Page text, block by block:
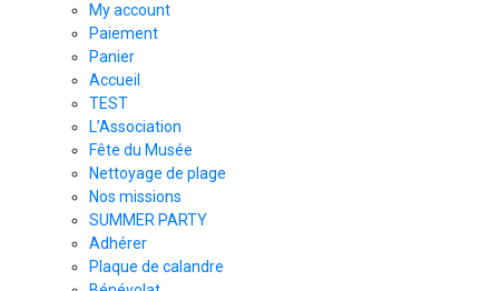
My account
Paiement
Panier
Accueil
TEST
L’Association
Fête du Musée
Nettoyage de plage
Nos missions
SUMMER PARTY
Adhérer
Plaque de calandre